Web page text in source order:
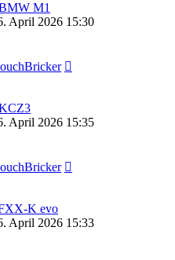
M1
April 2026 15:30
April 2026 15:35
K evo
April 2026 15:33